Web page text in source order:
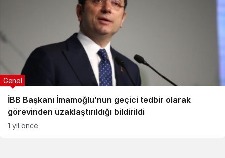
İBB Başkanı İmamoğlu’nun geçici tedbir olarak
görevinden uzaklaştırıldığı bildirildi
Genel
1 yıl önce